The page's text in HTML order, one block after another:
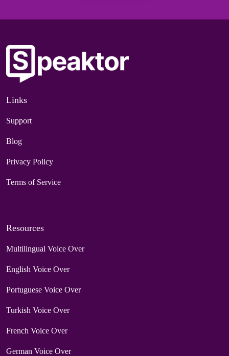
Links
Support
Blog
Privacy Policy
Terms of Service
Resources
Multilingual Voice Over
English Voice Over
Portuguese Voice Over
Turkish Voice Over
French Voice Over
German Voice Over